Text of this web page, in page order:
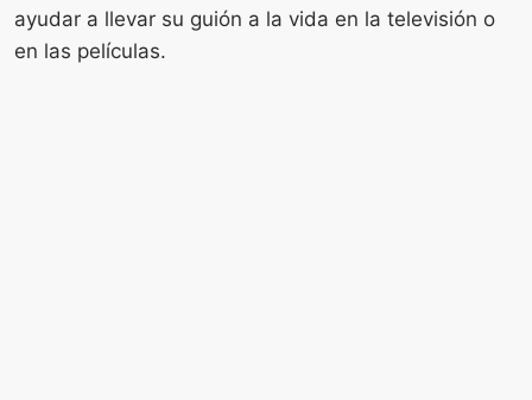
ayudar a llevar su guión a la vida en la televisión o
en las películas.